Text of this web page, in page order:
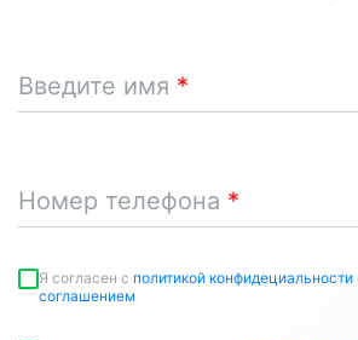
Введите имя
Номер телефона
Я согласен c политикой конфидециальности
соглашением